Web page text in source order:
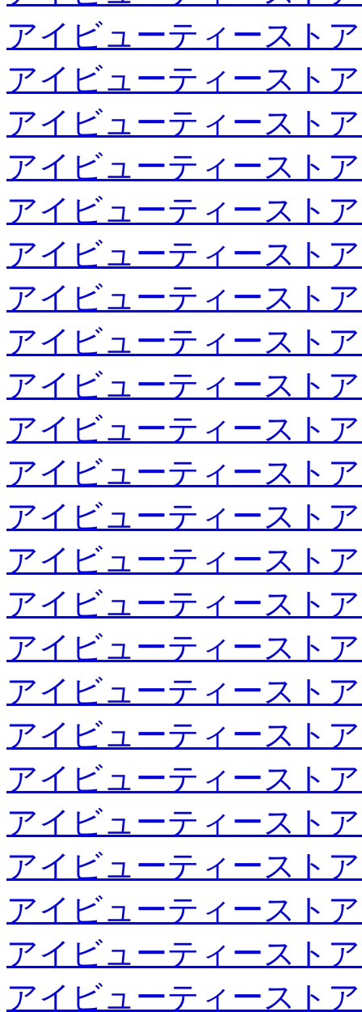
アイビューティースト
アイビューティースト
アイビューティースト
アイビューティースト
アイビューティースト
アイビューティースト
アイビューティースト
アイビューティースト
アイビューティースト
アイビューティースト
アイビューティースト
アイビューティースト
アイビューティースト
アイビューティースト
アイビューティースト
アイビューティースト
アイビューティースト
アイビューティースト
アイビューティースト
アイビューティースト
アイビューティースト
アイビューティースト
アイビューティースト